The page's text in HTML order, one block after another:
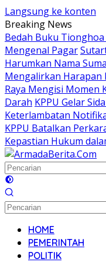
Langsung ke konten
Breaking News
Bedah Buku
Mengenal Pagar
Harumkan Nama
Mengalirkan Harapan
Raya Mengisi Momen
Darah KPPU Gelar
Keterlambatan
KPPU Batalkan
Kepastian Hukum
HOME
PEMERINTAH
POLITIK